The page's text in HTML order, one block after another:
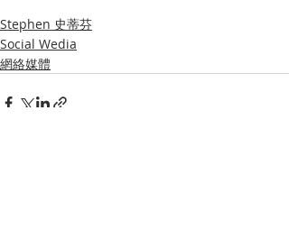
Stephen 史蒂芬
Social Wedia
網絡媒體